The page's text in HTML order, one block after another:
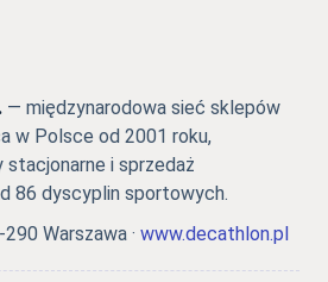
— międzynarodowa sieć sklepów
w Polsce od 2001 roku,
i sprzedaż
86 dyscyplin sportowych.
Warszawa · www.decathlon.pl